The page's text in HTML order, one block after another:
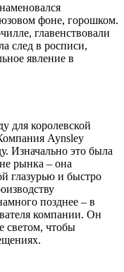
фоне, горошком.
главенствовали
след в росписи,
явление в
для королевской
Aynsley
Изначально это была
рынка – она
глазурью и быстро
позднее – в
компании. Он
светом, чтобы